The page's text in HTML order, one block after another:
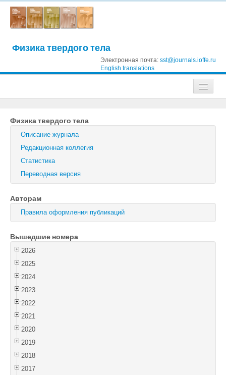
Физика твердого тела
Электронная почта: sst@journals.ioffe.ru
English translations
Журнал технической физики
Письма в Журнал технической физики
Физика твердого тела
Физика и техника полупроводников
Оптика и спектроскопия
Поиск
Войти
Физика твердого тела
Описание журнала
Редакционная коллегия
Статистика
Переводная версия
Авторам
Правила оформления публикаций
Вышедшие номера
2026
2025
2024
2023
2022
2021
2020
2019
2018
2017